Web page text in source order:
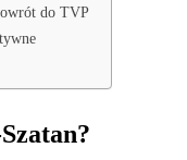
do TVP